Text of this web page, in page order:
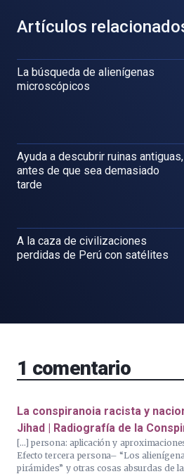
Artículos
La búsqueda de alienígenas
microscópicos
Ayuda a descubrir ruinas antiguas,
antes de que sea demasiado
tarde
A la caza de civilizaciones
perdidas de Perú con satélites
1 comentario
La conspiranoia racista y
Jihad | Radiografía de la
[…] persona: aplicación y
Efecto tercera persona– “Los
pirámides” y otras cosas absurdas de